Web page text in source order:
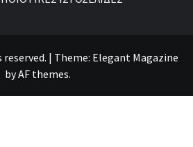
| Theme: Elegant Magazine
byAF themes.